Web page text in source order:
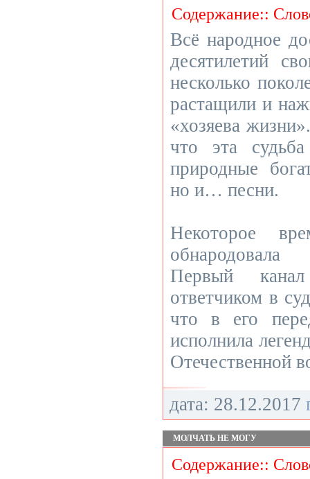
Содержание::
Всё народное
десятилетий
несколько
растащили и
«хозяева
что эта
природные
но и… песни.
Некоторое
Первый
ответчиком в
что в его
исполнила
Отечественной
дата: 28.12.2017
МОЛЧАТЬ НЕ МОГУ
Содержание::